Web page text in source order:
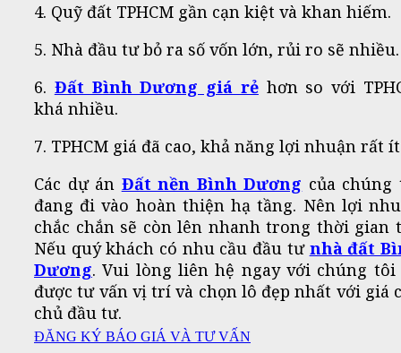
4. Quỹ đất TPHCM gần cạn kiệt và khan hiếm.
5. Nhà đầu tư bỏ ra số vốn lớn, rủi ro sẽ nhiều.
6. Đất Bình Dương giá rẻhơn so với
khá nhiều.
7. TPHCM giá đã cao, khả năng lợi nhuận rất
Các dự án Đất nền Bình Dương của chúng
đang đi vào hoàn thiện hạ tầng. Nên lợi
chắc chắn sẽ còn lên nhanh trong thời gian
Nếu quý khách có nhu cầu đầu tư nhà đất
Dương. Vui lòng liên hệ ngay với chúng tôi
được tư vấn vị trí và chọn lô đẹp nhất với giá
chủ đầu tư.
ĐĂNG KÝ BÁO GIÁ VÀ TƯ VẤN